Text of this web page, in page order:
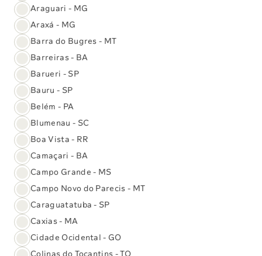
Exames de Imagem
Somos 1º lugar no Prêmio Reclame
AQUI 2025
Testes Genéticos
Painel Genético GLP-1
Araguari - MG
Araxá - MG
Barra do Bugres - MT
Barreiras - BA
Barueri - SP
Bauru - SP
Belém - PA
Blumenau - SC
Boa Vista - RR
Camaçari - BA
Campo Grande - MS
Campo Novo do Parecis - MT
Caraguatatuba - SP
Caxias - MA
Cidade Ocidental - GO